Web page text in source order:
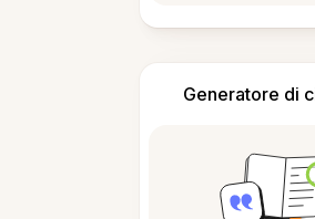
Generatore di